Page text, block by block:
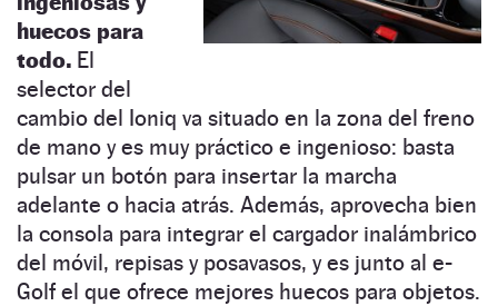
huecos para
todo. El
selector del
cambio del Ioniq va situado en la zona del freno
de mano y es muy práctico e ingenioso: basta
pulsar un botón para insertar la marcha
adelante o hacia atrás. Además, aprovecha bien
la consola para integrar el cargador inalámbrico
del móvil, repisas y posavasos, y es junto al e-
Golf el que ofrece mejores huecos para objetos.